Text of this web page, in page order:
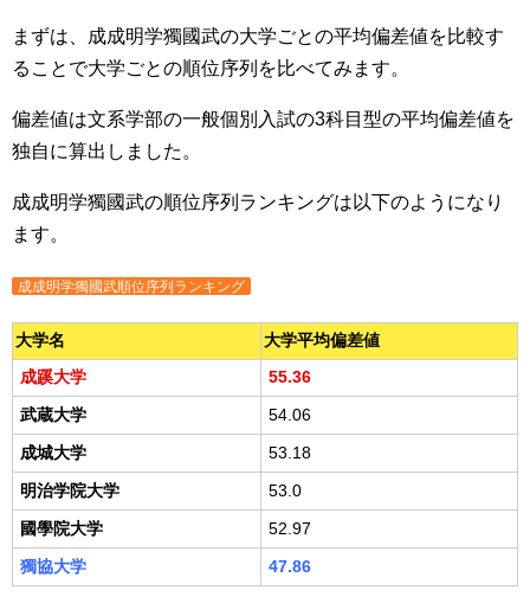
まずは、成成明学獨國武の大学ごとの平均偏差値を比較す
ることで大学ごとの順位序列を比べてみます。
偏差値は文系学部の一般個別入試の3科目型の平均偏差値を
独自に算出しました。
成成明学獨國武の順位序列ランキングは以下のようになり
ます。
成成明学獨國武順位序列ランキング
大学名 大学平均偏差値
成蹊大学 55.36
武蔵大学 54.06
成城大学 53.18
明治学院大学 53.0
國學院大学 52.97
獨協大学 47.86